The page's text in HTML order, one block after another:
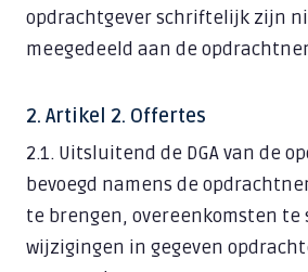
Gratis IT-risicoscan
opdrachtgever schriftelijk zijn
meegedeeld aan de
2. Artikel 2. Offertes
2.1. Uitsluitend de DGA van de
bevoegd namens de
te brengen, overeenkomsten te
wijzigingen in gegeven